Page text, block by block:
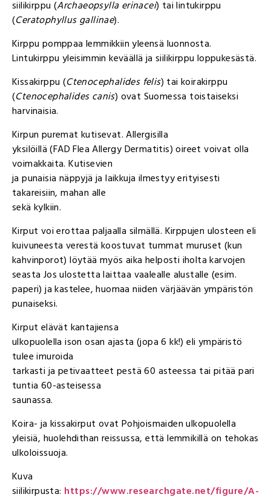
siilikirppu (Archaeopsylla erinacei) tai lintukirppu
(Ceratophyllus gallinae).
Kirppu pomppaa lemmikkiin yleensä luonnosta.
Lintukirppu yleisimmin keväällä ja siilikirppu loppukesästä.
Kissakirppu (Ctenocephalides felis) tai koirakirppu
(Ctenocephalides canis) ovat Suomessa toistaiseksi
harvinaisia.
Kirpun puremat kutisevat. Allergisilla
yksilöillä (FAD Flea Allergy Dermatitis) oireet voivat olla
voimakkaita. Kutisevien
ja punaisia näppyjä ja laikkuja ilmestyy erityisesti
takareisiin, mahan alle
sekä kylkiin.
Kirput voi erottaa paljaalla silmällä. Kirppujen ulosteen eli
kuivuneesta verestä koostuvat tummat muruset (kun
kahvinporot) löytää myös aika helposti iholta karvojen
seasta Jos ulostetta laittaa vaalealle alustalle (esim.
paperi) ja kastelee, huomaa niiden värjäävän ympäristön
punaiseksi.
Kirput elävät kantajiensa
ulkopuolella ison osan ajasta (jopa 6 kk!) eli ympäristö
tulee imuroida
tarkasti ja petivaatteet pestä 60 asteessa tai pitää pari
tuntia 60-asteisessa
saunassa.
Koira- ja kissakirput ovat Pohjoismaiden ulkopuolella
yleisiä, huolehdithan reissussa, että lemmikillä on tehokas
ulkoloissuoja.
Kuva
siilikirpusta: https://www.researchgate.net/figure/A-